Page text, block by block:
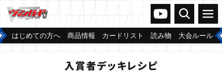
ヴァンガードch
検索 メニュー
はじめての方へ 商品情報 カードリスト 読み物 大会ルール
入賞者デッキレシピ